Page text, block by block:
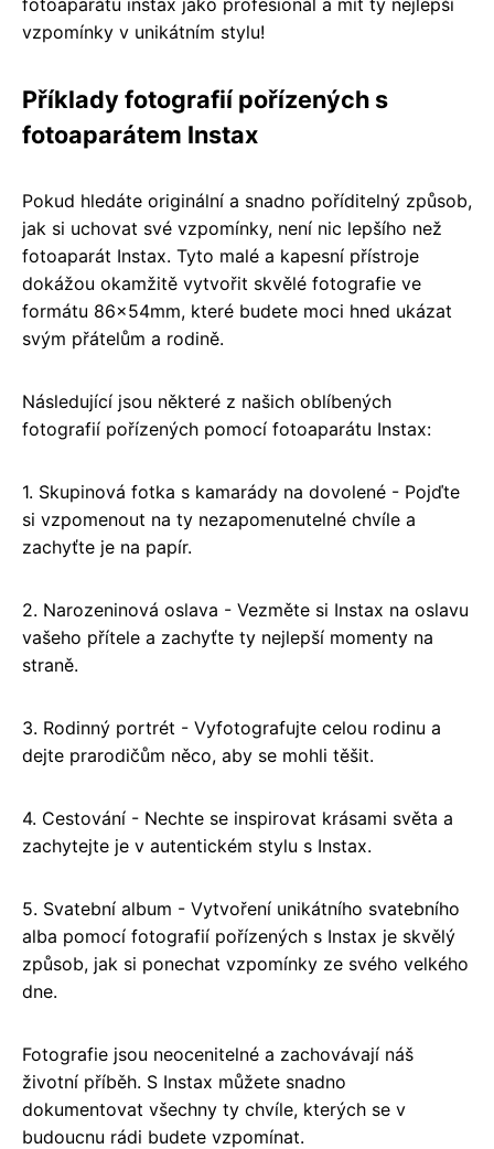
vzpomínky v unikátním stylu!
Příklady fotografií pořízených s
fotoaparátem Instax
Pokud hledáte originální a snadno poříditelný způsob,
jak si uchovat své vzpomínky, není nic lepšího než
fotoaparát Instax. Tyto malé a kapesní přístroje
dokážou okamžitě vytvořit skvělé fotografie ve
formátu 86x54mm, které budete moci hned ukázat
svým přátelům a rodině.
Následující jsou některé z našich oblíbených
fotografií pořízených pomocí fotoaparátu Instax:
1. Skupinová fotka s kamarády na dovolené - Pojďte
si vzpomenout na ty nezapomenutelné chvíle a
zachyťte je na papír.
2. Narozeninová oslava - Vezměte si Instax na oslavu
vašeho přítele a zachyťte ty nejlepší momenty na
straně.
3. Rodinný portrét - Vyfotografujte celou rodinu a
dejte prarodičům něco, aby se mohli těšit.
4. Cestování - Nechte se inspirovat krásami světa a
zachytejte je v autentickém stylu s Instax.
5. Svatební album - Vytvoření unikátního svatebního
alba pomocí fotografií pořízených s Instax je skvělý
způsob, jak si ponechat vzpomínky ze svého velkého
dne.
Fotografie jsou neocenitelné a zachovávají náš
životní příběh. S Instax můžete snadno
dokumentovat všechny ty chvíle, kterých se v
budoucnu rádi budete vzpomínat.